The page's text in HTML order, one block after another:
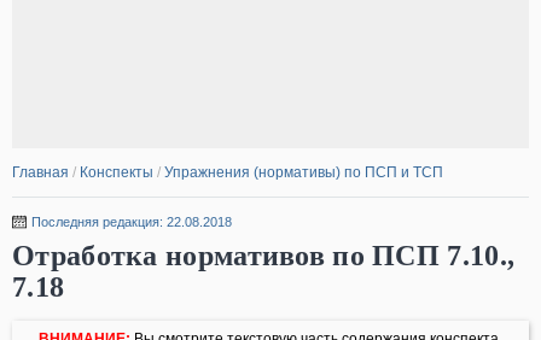
Главная / Конспекты / Упражнения (нормативы) по ПСП и ТСП
Последняя редакция: 22.08.2018
Отработка нормативов по ПСП 7.10.,
7.18